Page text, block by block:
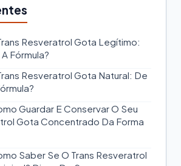
Resveratrol Gota Legítimo:
Fórmula?
Resveratrol Gota Natural: De
Guardar E Conservar O Seu
Gota Concentrado Da Forma
Saber Se O Trans Resveratrol